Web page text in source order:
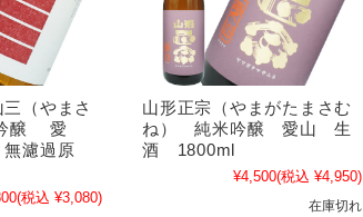
三（やまさ
醸 愛
濾過原
(税込 ¥3,080)
山形正宗（やまがたまさむ
ね） 純米吟醸 愛山 生
酒 1800ml
¥4,500(税込 ¥4,950)
在庫切れ